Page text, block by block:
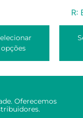
opções
R:
Oferecemos